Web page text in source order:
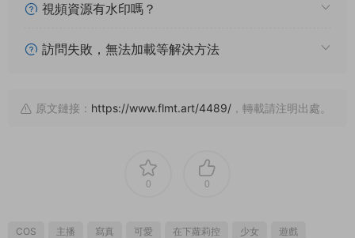
視頻資源有水印嗎？
訪問失敗，無法加載等解決方法
原文鏈接： https://www.flmt.art/4489/ ，轉載請注明出處。
0 0
COS 主播 寫真 可愛 在下蘿莉控 少女
遊戲